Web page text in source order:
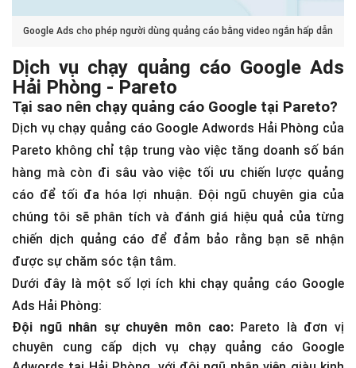
Google Ads cho phép người dùng quảng cáo bằng video ngắn hấp dẫn
Dịch vụ chạy quảng cáo Google Ads
Hải Phòng - Pareto
Tại sao nên chạy quảng cáo Google tại Pareto?
Dịch vụ chạy quảng cáo Google Adwords Hải Phòng của
Pareto không chỉ tập trung vào việc tăng doanh số bán
hàng mà còn đi sâu vào việc tối ưu chiến lược quảng
cáo để tối đa hóa lợi nhuận. Đội ngũ chuyên gia của
chúng tôi sẽ phân tích và đánh giá hiệu quả của từng
chiến dịch quảng cáo để đảm bảo rằng bạn sẽ nhận
được sự chăm sóc tận tâm.
Dưới đây là một số lợi ích khi chạy quảng cáo Google
Ads Hải Phòng:
Đội ngũ nhân sự chuyên môn cao: Pareto là đơn vị
chuyên cung cấp dịch vụ chạy quảng cáo Google